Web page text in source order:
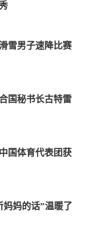
雪男子速降比赛
国秘书长古特雷
国体育代表团获
妈妈的话”温暖了